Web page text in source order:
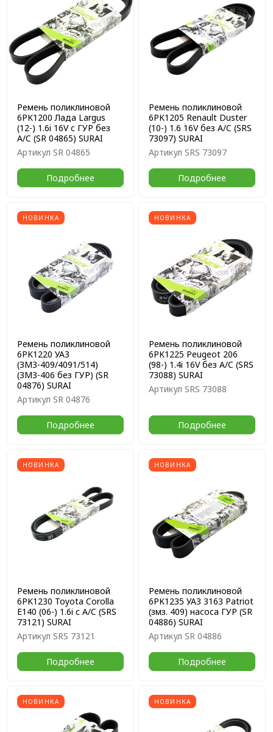
Ремень поликлиновой
6PK1200 Лада Largus
(12-) 1.6i 16V с ГУР без
A/C (SR 04865) SURAI
Артикул SR 04865
Подробнее
Ремень поликлиновой
6PK1205 Renault Duster
(10-) 1.6 16V без A/C (SRS
73097) SURAI
Артикул SRS 73097
Подробнее
НОВИНКА
Ремень поликлиновой
6PK1220 УАЗ
(ЗМЗ-409/4091/514)
(ЗМЗ-406 без ГУР) (SR
04876) SURAI
Артикул SR 04876
Подробнее
НОВИНКА
Ремень поликлиновой
6PK1225 Peugeot 206
(98-) 1.4i 16V без A/C (SRS
73088) SURAI
Артикул SRS 73088
Подробнее
НОВИНКА
Ремень поликлиновой
6PK1230 Toyota Corolla
E140 (06-) 1.6i с A/C (SRS
73121) SURAI
Артикул SRS 73121
Подробнее
НОВИНКА
Ремень поликлиновой
6PK1235 УАЗ 3163 Patriot
(змз. 409) насоса ГУР (SR
04886) SURAI
Артикул SR 04886
Подробнее
НОВИНКА НОВИНКА